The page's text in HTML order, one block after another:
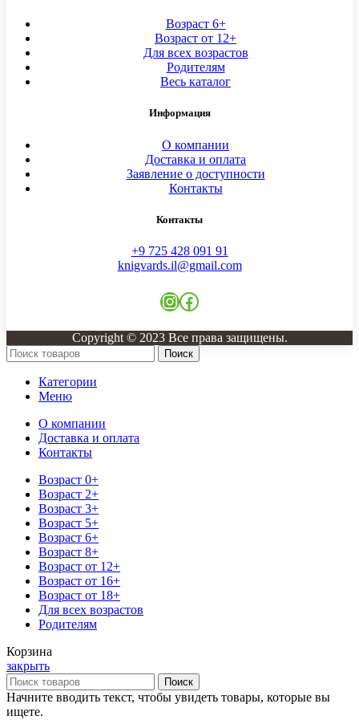
Возраст 6+
Возраст от 12+
Для всех возрастов
Родителям
Весь каталог
Информация
О компании
Доставка и оплата
Заявление о доступности
Контакты
Контакты
+9 725 428 091 91
knigvards.il@gmail.com
Instagram
Facebook
Copyright © 2023 Все права защищены.
Поиск
Категории
Меню
О компании
Доставка и оплата
Контакты
Возраст 0+
Возраст 2+
Возраст 3+
Возраст 5+
Возраст 6+
Возраст 8+
Возраст от 12+
Возраст от 16+
Возраст от 18+
Для всех возрастов
Родителям
Корзина
закрыть
Поиск
Начните вводить текст, чтобы увидеть товары, которые вы
ищете.